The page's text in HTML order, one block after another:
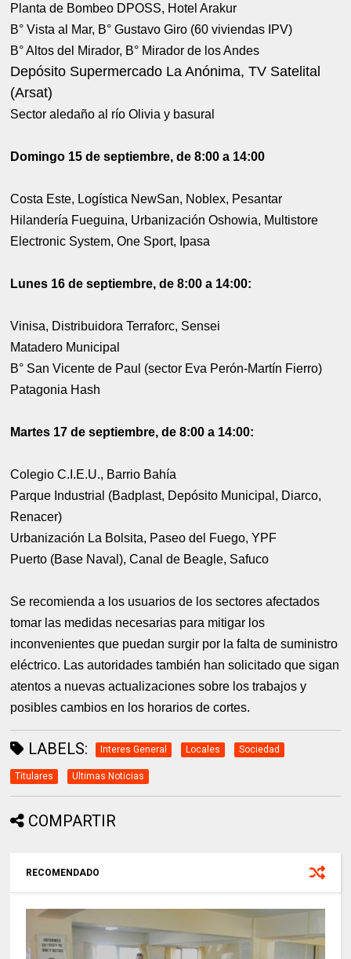
Planta de Bombeo DPOSS, Hotel Arakur
B° Vista al Mar, B° Gustavo Giro (60 viviendas IPV)
B° Altos del Mirador, B° Mirador de los Andes
Depósito Supermercado La Anónima, TV Satelital
(Arsat)
Sector aledaño al río Olivia y basural
Domingo 15 de septiembre, de 8:00 a 14:00
Costa Este, Logística NewSan, Noblex, Pesantar
Hilandería Fueguina, Urbanización Oshowia, Multistore
Electronic System, One Sport, Ipasa
Lunes 16 de septiembre, de 8:00 a 14:00:
Vinisa, Distribuidora Terraforc, Sensei
Matadero Municipal
B° San Vicente de Paul (sector Eva Perón-Martín Fierro)
Patagonia Hash
Martes 17 de septiembre, de 8:00 a 14:00:
Colegio C.I.E.U., Barrio Bahía
Parque Industrial (Badplast, Depósito Municipal, Diarco,
Renacer)
Urbanización La Bolsita, Paseo del Fuego, YPF
Puerto (Base Naval), Canal de Beagle, Safuco
Se recomienda a los usuarios de los sectores afectados
tomar las medidas necesarias para mitigar los
inconvenientes que puedan surgir por la falta de suministro
eléctrico. Las autoridades también han solicitado que sigan
atentos a nuevas actualizaciones sobre los trabajos y
posibles cambios en los horarios de cortes.
LABELS: Interes General Locales Sociedad
Titulares Ultimas Noticias
COMPARTIR
RECOMENDADO